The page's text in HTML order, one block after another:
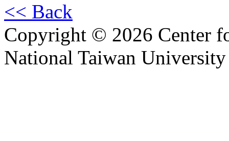
<< Back
Copyright © 2026 Center
National Taiwan University